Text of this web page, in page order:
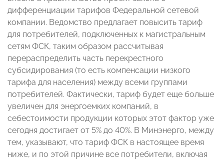
дифференциации тарифов Федеральной сетевой
компании. Ведомство предлагает повысить тариф
для потребителей, подключенных к магистральным
сетям ФСК, таким образом рассчитывая
перераспределить часть перекрестного
субсидирования (то есть компенсации низкого
тарифа для населения) между всеми группами
потребителей. Фактически, тариф будет еще больше
увеличен для энергоемких компаний, в
себестоимости продукции которых этот фактор уже
сегодня достигает от 5% до 40%. В Минэнерго, между
тем, указывают, что тариф ФСК в настоящее время
ниже, и по этой причине все потребители, включая